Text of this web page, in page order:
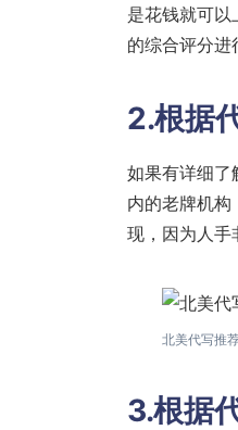
是花钱就可
的综合评分进
2.根据
如果有详细了
内的老牌机
现，因为人手
北美代写推
3.根据